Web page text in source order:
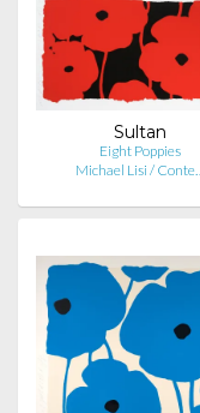
Sultan
Eight Poppies
Michael Lisi / Conte…